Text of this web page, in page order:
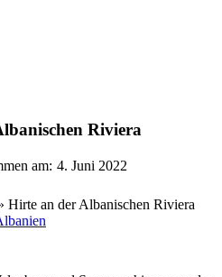
Riviera
am: 4. Juni 2022
Hirte an der Albanischen Riviera